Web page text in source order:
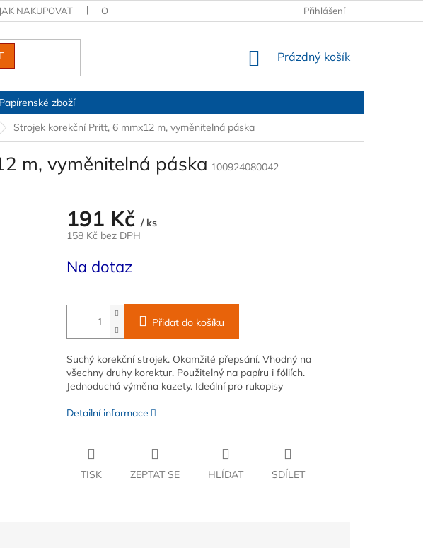
JAK NAKUPOVAT OBCHODNÍ PODMÍNKY PODMÍNKY OCHRANY OSOBNÍCH ÚDAJŮ
Přihlášení
NÁKUPNÍ
Prázdný košík
Papírenské zboží
Strojek korekční Pritt, 6 mmx12 m, vyměnitelná páska
m, vyměnitelná páska 100924080042
191 Kč / ks
158 Kč bez DPH
cena:
Na dotaz
Přidat do košíku
Suchý korekční strojek. Okamžité přepsání. Vhodný na
všechny druhy korektur. Použitelný na papíru i fóliích.
Jednoduchá výměna kazety. Ideální pro rukopisy
Detailní informace
TISK ZEPTAT SE HLÍDAT SDÍLET